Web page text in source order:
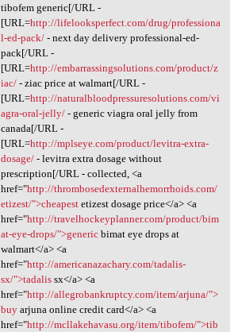
tibofem generic[/URL -
[URL=http://lifelooksperfect.com/drug/professiona
l-ed-pack/- next day delivery professional-ed-
pack[/URL -
[URL=http://embarrassingsolutions.com/product/z
iac/- ziac price at walmart[/URL -
[URL=http://naturalbloodpressuresolutions.com/vi
agra-oral-jelly/- generic viagra oral jelly from
canada[/URL -
[URL=http://mplseye.com/product/levitra-extra-
dosage/- levitra extra dosage without
prescription[/URL - collected, <a
href="http://thrombosedexternalhemorrhoids.com/
etizest/">cheapestetizest dosage price</a> <a
href="http://travelhockeyplanner.com/product/bim
at-eye-drops/">genericbimat eye drops at
walmart</a> <a
href="http://americanazachary.com/tadalis-
sx/">tadalissx</a> <a
href="http://allegrobankruptcy.com/item/arjuna/">
buyarjuna online credit card</a> <a
href="http://mcllakehavasu.org/item/tibofem/">tib